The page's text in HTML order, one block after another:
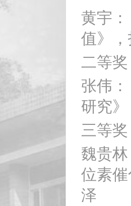
黄宇
值》
二等
张伟
研究
三等
魏贵
位素
泽